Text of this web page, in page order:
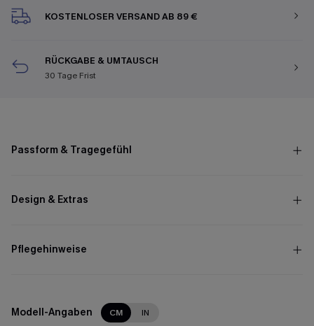
KOSTENLOSER VERSAND AB 89 €
RÜCKGABE & UMTAUSCH
30 Tage Frist
Passform & Tragegefühl
Design & Extras
Pflegehinweise
Modell-Angaben CM IN